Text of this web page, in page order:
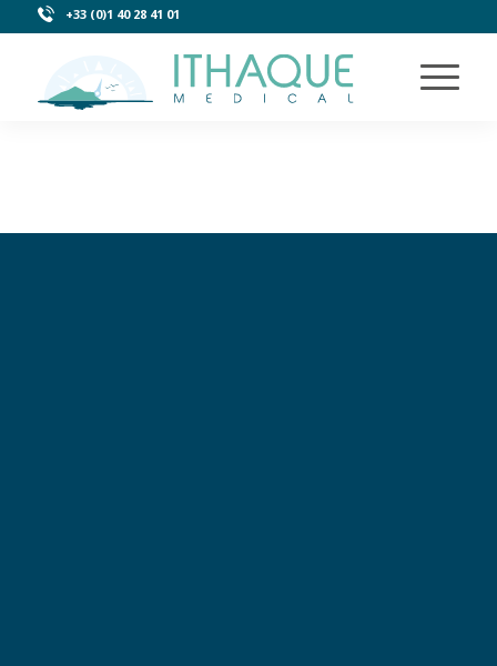
+33 (0)1 40 28 41 01